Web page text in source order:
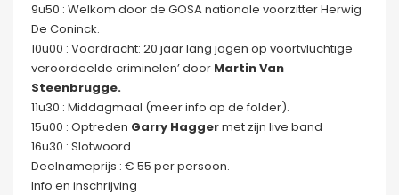
9u50 : Welkom door de GOSA nationale voorzitter Herwig
De Coninck.
10u00 : Voordracht: 20 jaar lang jagen op voortvluchtige
veroordeelde criminelen’ door Martin Van
Steenbrugge.
11u30 : Middagmaal (meer info op de folder).
15u00 : Optreden Garry Haggermet zijn live band
16u30 : Slotwoord.
Deelnameprijs : € 55 per persoon.
Info en inschrijving